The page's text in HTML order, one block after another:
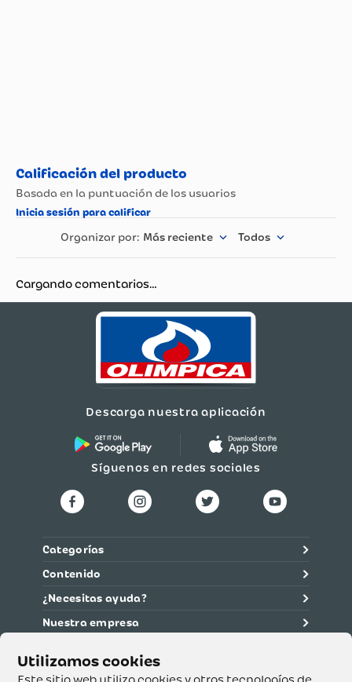
Más reciente Todos
Cargando comentarios…
Descarga nuestra aplicación
Síguenos en redes sociales
Categorías
Contenido
¿Necesitas ayuda?
Nuestra empresa